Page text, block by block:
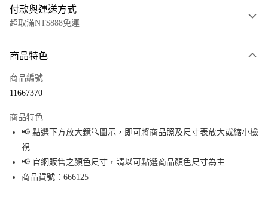
付款與運送方式
超取滿NT$888免運
信用卡一次付款
Apple Pay
街口支付
悠遊付
商品特色
商品編號
11667370
商品特色
📢 點選下方放大鏡🔍圖示，即可將商品照及尺寸表放大或縮小檢
視
📢 官網販售之顏色尺寸，請以可點選商品顏色尺寸為主
商品貨號：666125